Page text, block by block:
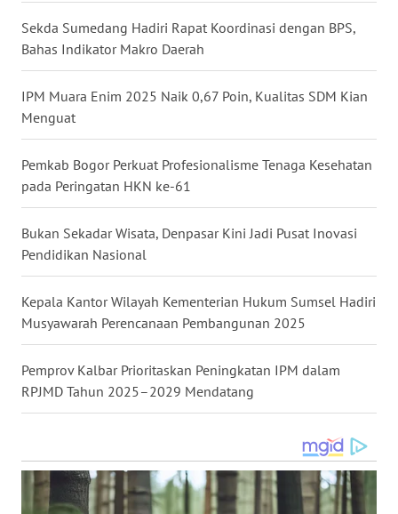
Sekda Sumedang Hadiri Rapat Koordinasi dengan BPS,
Bahas Indikator Makro Daerah
IPM Muara Enim 2025 Naik 0,67 Poin, Kualitas SDM Kian
Menguat
Pemkab Bogor Perkuat Profesionalisme Tenaga Kesehatan
pada Peringatan HKN ke-61
Bukan Sekadar Wisata, Denpasar Kini Jadi Pusat Inovasi
Pendidikan Nasional
Kepala Kantor Wilayah Kementerian Hukum Sumsel Hadiri
Musyawarah Perencanaan Pembangunan 2025
Pemprov Kalbar Prioritaskan Peningkatan IPM dalam
RPJMD Tahun 2025–2029 Mendatang
KALBAR
KALTENG
KALTARA
KALSEL
WN
KALTIM
WN
SULSEL
WN
WN
SULUT